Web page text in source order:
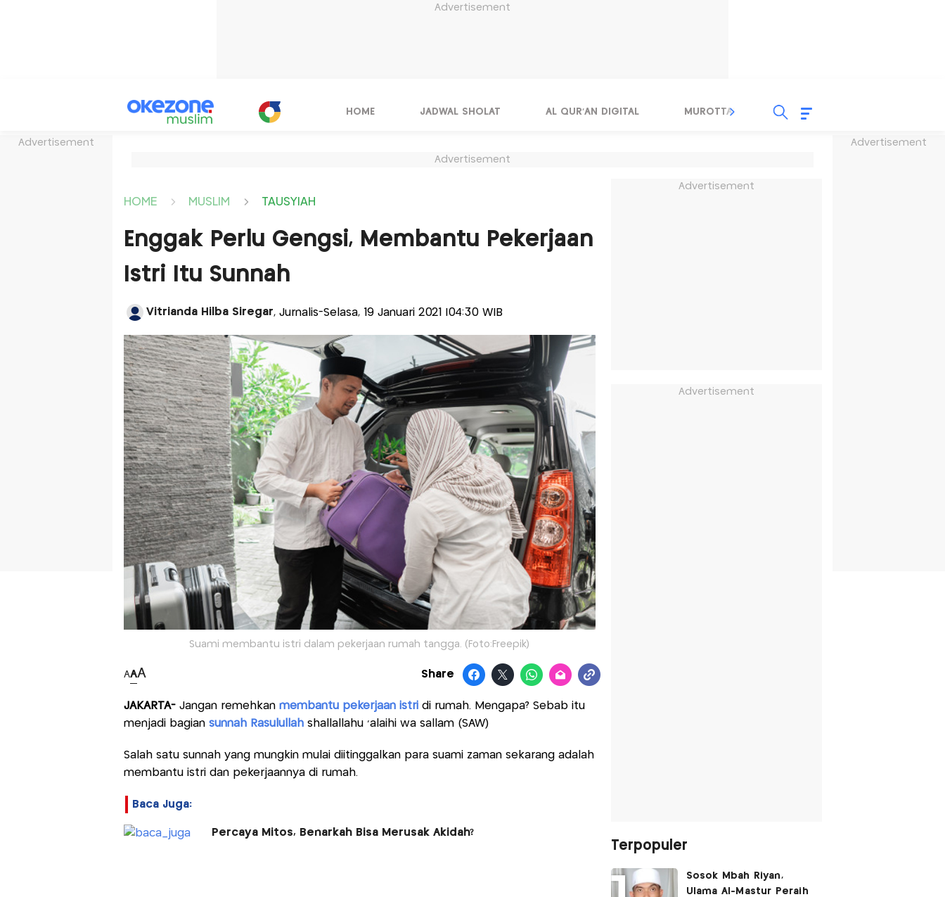
Advertisement
Advertisement Advertisement
HOME JADWAL SHOLAT AL QUR'AN DIGITAL MUROTTAL TAUSYIAH
Advertisement
HOME MUSLIM TAUSYIAH
Enggak Perlu Gengsi, Membantu Pekerjaan
Istri Itu Sunnah
Vitrianda Hilba Siregar, Jurnalis-Selasa, 19 Januari 2021 |04:30 WIB
Suami membantu istri dalam pekerjaan rumah tangga. (Foto:Freepik)
AAA Share
JAKARTA-Jangan remehkan membantu pekerjaan istridi rumah. Mengapa? Sebab itu
menjadi bagian sunnah Rasulullah shallallahu ‘alaihi wa sallam (SAW)
Salah satu sunnah yang mungkin mulai diitinggalkan para suami zaman sekarang adalah
membantu istri dan pekerjaannya di rumah.
Baca Juga:
Percaya Mitos, Benarkah Bisa Merusak Akidah?
Advertisement
Advertisement
Terpopuler
Sosok Mbah Riyan,
Ulama Al-Mastur Peraih